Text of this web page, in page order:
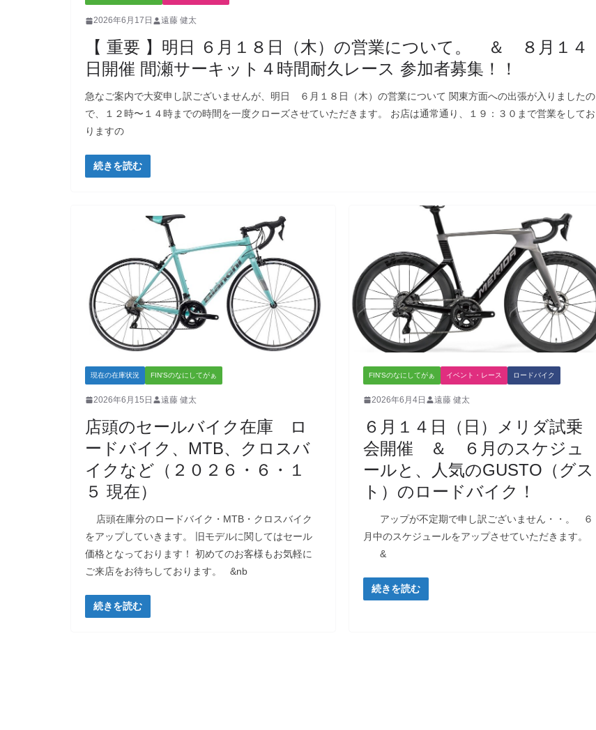
2026年6月17日 遠藤 健太
【 重要 】明日 ６月１８日（木）の営業について。 ＆ ８月１４
日開催 間瀬サーキット４時間耐久レース 参加者募集！！
急なご案内で大変申し訳ございませんが、明日 ６月１８日（木）の営業について 関東方面への出張が入りましたの
で、１２時〜１４時までの時間を一度クローズさせていただきます。 お店は通常通り、１９：３０まで営業をしてお
りますの
続きを読む
現在の在庫状況 FIN'Sのなにしてがぁ
2026年6月15日 遠藤 健太
店頭のセールバイク在庫 ロ
ードバイク、MTB、クロスバ
イクなど（２０２６・６・１
５ 現在）
店頭在庫分のロードバイク・MTB・クロスバイク
をアップしていきます。 旧モデルに関してはセール
価格となっております！ 初めてのお客様もお気軽に
ご来店をお待ちしております。 &nb
続きを読む
FIN'Sのなにしてがぁ イベント・レース ロードバイク
2026年6月4日 遠藤 健太
６月１４日（日）メリダ試乗
会開催 ＆ ６月のスケジュ
ールと、人気のGUSTO（グス
ト）のロードバイク！
アップが不定期で申し訳ございません・・。 ６
月中のスケジュールをアップさせていただきます。
&
続きを読む